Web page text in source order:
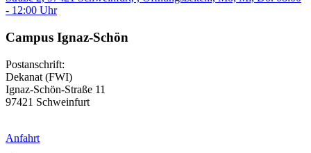
Campus Ignaz-Schön
Postanschrift:
Dekanat (FWI)
Ignaz-Schön-Straße 11
97421 Schweinfurt
Anfahrt